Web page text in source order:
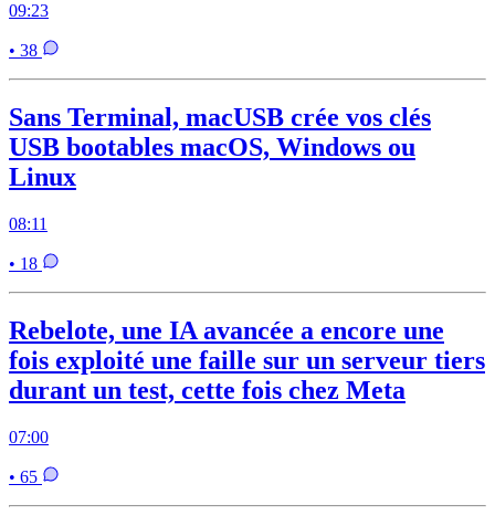
09:23
• 38
Sans Terminal, macUSB crée vos clés
USB bootables macOS, Windows ou
Linux
08:11
• 18
Rebelote, une IA avancée a encore une
fois exploité une faille sur un serveur tiers
durant un test, cette fois chez Meta
07:00
• 65